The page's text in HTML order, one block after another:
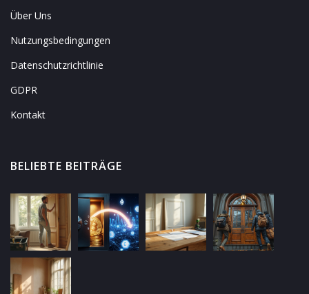
Über Uns
Nutzungsbedingungen
Datenschutzrichtlinie
GDPR
Kontakt
BELIEBTE BEITRÄGE